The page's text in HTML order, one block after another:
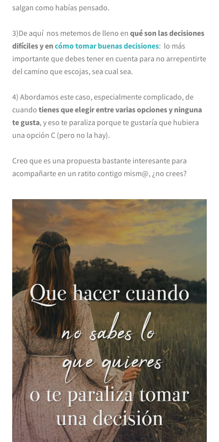
salgan como habías pensado.
3)De aquí nos metemos de lleno en qué son las decisiones
difíciles y encómo tomar buenas decisiones: lo más
importante que debes tener en cuenta para no arrepentirte
del camino que escojas, sea cual sea.
4) Abordamos este caso, especialmente complicado, de
cuando tienes que elegir entre varias opciones y ninguna
te gusta, y eso te paraliza porque te gustaría que hubiera
una opción C (pero no la hay).
Creo que es una propuesta bastante interesante para
acompañarte en un ratito contigo mism@, ¿no crees?